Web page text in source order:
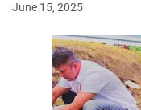
June 15, 2025